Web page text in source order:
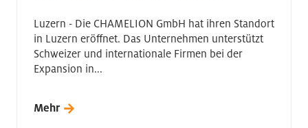
Luzern - Die CHAMELION GmbH hat ihren Standort
in Luzern eröffnet. Das Unternehmen unterstützt
Schweizer und internationale Firmen bei der
Expansion in...
Mehr